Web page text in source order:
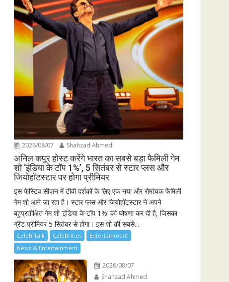
2026/08/07 Shahzad Ahmed
अनिल कपूर होस्ट करेंगे भारत का सबसे बड़ा फैमिली गेम
शो ‘इंडिया के टॉप 1%’, 5 सितंबर से स्टार प्लस और
जियोहॉटस्टार पर होगा प्रीमियर
इस फेस्टिव सीज़न में टीवी दर्शकों के लिए एक नया और रोमांचक फैमिली
गेम शो आने जा रहा है। स्टार प्लस और जियोहॉटस्टार ने अपने
बहुप्रतीक्षित गेम शो ‘इंडिया के टॉप 1%’ की घोषणा कर दी है, जिसका
ग्रैंड प्रीमियर 5 सितंबर से होगा। इस शो की सबसे...
Celeb Talk Celebrities
Entertainment
News & Entertainment
2026/08/07
Shahzad Ahmed